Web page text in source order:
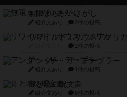
無限まちがいさがし
紹介文あり 2件の投稿
リワイルド：サウスアメリカ
2件の投稿
アンダー・ザ・テーブラー
紹介文あり 1件の投稿
宵と暁の呪文書
紹介文あり 8件の投稿